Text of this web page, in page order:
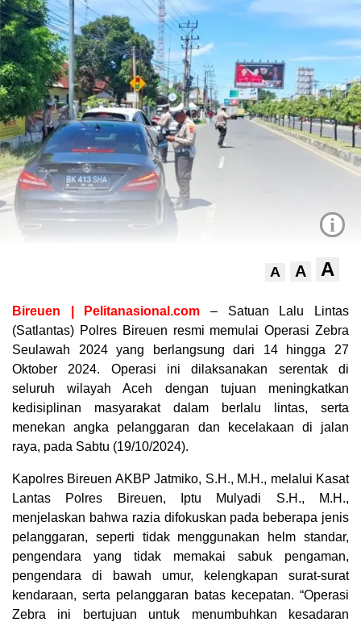
i
A A A
Bireuen | Pelitanasional.com – Satuan Lalu Lintas
(Satlantas) Polres Bireuen resmi memulai Operasi Zebra
Seulawah 2024 yang berlangsung dari 14 hingga 27
Oktober 2024. Operasi ini dilaksanakan serentak di
seluruh wilayah Aceh dengan tujuan meningkatkan
kedisiplinan masyarakat dalam berlalu lintas, serta
menekan angka pelanggaran dan kecelakaan di jalan
raya, pada Sabtu (19/10/2024).
Kapolres Bireuen AKBP Jatmiko, S.H., M.H., melalui Kasat
Lantas Polres Bireuen, Iptu Mulyadi S.H., M.H.,
menjelaskan bahwa razia difokuskan pada beberapa jenis
pelanggaran, seperti tidak menggunakan helm standar,
pengendara yang tidak memakai sabuk pengaman,
pengendara di bawah umur, kelengkapan surat-surat
kendaraan, serta pelanggaran batas kecepatan. “Operasi
Zebra ini bertujuan untuk menumbuhkan kesadaran